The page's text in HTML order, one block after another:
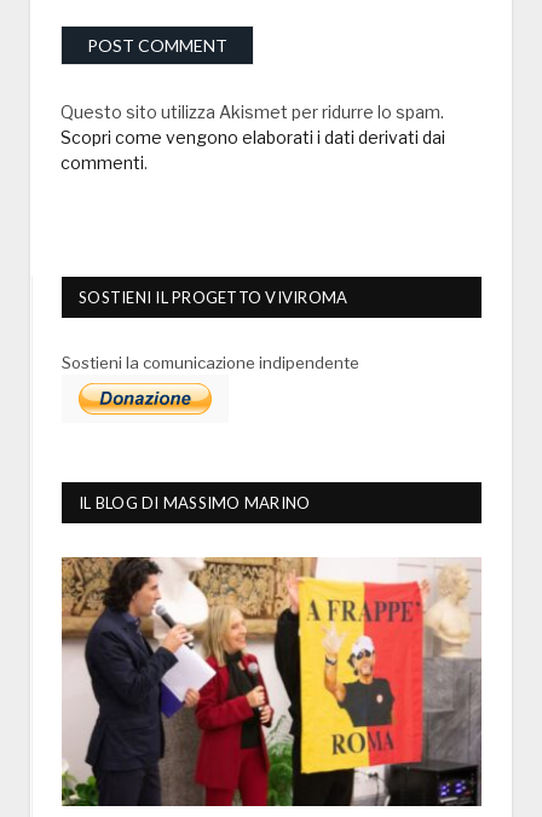
Questo sito utilizza Akismet per ridurre lo spam.
Scopri come vengono elaborati i dati derivati dai
commenti.
SOSTIENI IL PROGETTO VIVIROMA
Sostieni la comunicazione indipendente
IL BLOG DI MASSIMO MARINO